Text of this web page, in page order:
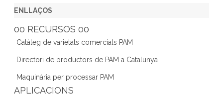
c
e
b
o
o
k
er gr
a
m
dI
n
ENLLAÇOS
00 RECURSOS 00
Catàleg de varietats comercials PAM
Directori de productors de PAM a Catalunya
Maquinària per processar PAM
APLICACIONS